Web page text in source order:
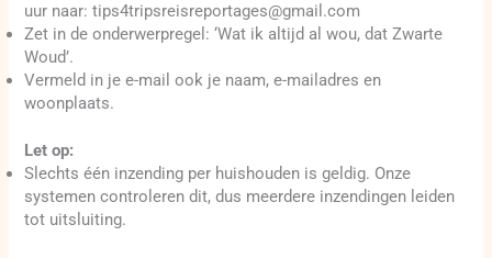
uur naar: tips4tripsreisreportages@gmail.com
Zet in de onderwerpregel: ‘Wat ik altijd al wou, dat Zwarte
Woud’.
Vermeld in je e-mail ook je naam, e-mailadres en
woonplaats.
Let op:
Slechts één inzending per huishouden is geldig. Onze
systemen controleren dit, dus meerdere inzendingen leiden
tot uitsluiting.